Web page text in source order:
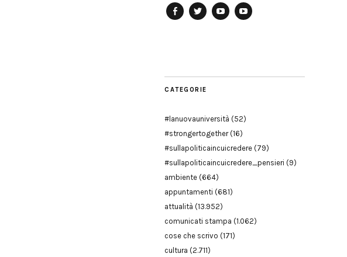
CATEGORIE
#lanuovauniversità (52)
#strongertogether(16)
#sullapoliticaincuicredere (79)
#sullapoliticaincuicredere_pensieri (9)
ambiente (664)
appuntamenti (681)
attualità (13.952)
comunicati stampa (1.062)
cose che scrivo (171)
cultura (2.711)